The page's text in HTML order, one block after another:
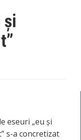
și
eseuri „eu și
s-a concretizat